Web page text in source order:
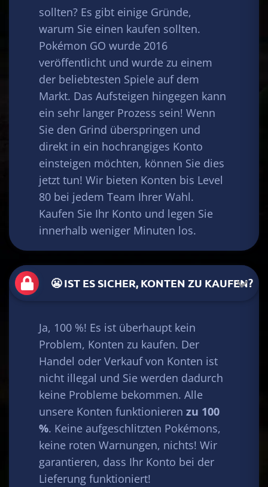
sollten? Es gibt einige Gründe,
warum Sie einen kaufen sollten.
Pokémon GO wurde 2016
veröffentlicht und wurde zu einem
der beliebtesten Spiele auf dem
Markt. Das Aufsteigen hingegen kann
ein sehr langer Prozess sein! Wenn
Sie den Grind überspringen und
direkt in ein hochrangiges Konto
einsteigen möchten, können Sie dies
jetzt tun! Wir bieten Konten bis Level
80 bei jedem Team Ihrer Wahl.
Kaufen Sie Ihr Konto und legen Sie
innerhalb weniger Minuten los.
😬 IST ES SICHER, KONTEN ZU KAUFEN?
Ja, 100 %! Es ist überhaupt kein
Problem, Konten zu kaufen. Der
Handel oder Verkauf von Konten ist
nicht illegal und Sie werden dadurch
keine Probleme bekommen. Alle
unsere Konten funktionieren zu 100
%. Keine aufgeschlitzten Pokémons,
keine roten Warnungen, nichts! Wir
garantieren, dass Ihr Konto bei der
Lieferung funktioniert!